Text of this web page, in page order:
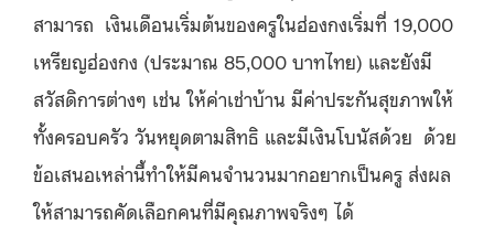
สามารถ เงินเดือนเริ่มต้นของครูในฮ่องกงเริ่มที่ 19,000
เหรียญฮ่องกง (ประมาณ 85,000 บาทไทย) และยังมี
สวัสดิการต่างๆ เช่น ให้ค่าเช่าบ้าน มีค่าประกันสุขภาพให้
ทั้งครอบครัว วันหยุดตามสิทธิ และมีเงินโบนัสด้วย ด้วย
ข้อเสนอเหล่านี้ทำให้มีคนจำนวนมากอยากเป็นครู ส่งผล
ให้สามารถคัดเลือกคนที่มีคุณภาพจริงๆ ได้